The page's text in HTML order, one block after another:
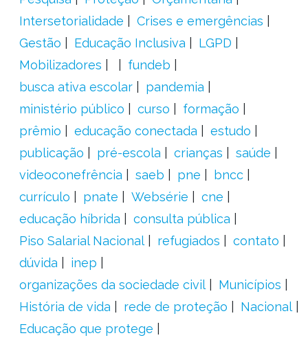
Intersetorialidade
Crises e emergências
Gestão
Educação Inclusiva
LGPD
Mobilizadores
fundeb
busca ativa escolar
pandemia
ministério público
curso
formação
prêmio
educação conectada
estudo
publicação
pré-escola crianças
saúde
videoconefrência
saeb pne
bncc
currículo
pnate Websérie
cne
educação híbrida
consulta pública
Piso Salarial Nacional
refugiados
contato
dúvida
inep
organizações da sociedade civil
Municípios
História de vida
rede de proteção
Nacional
Educação que protege